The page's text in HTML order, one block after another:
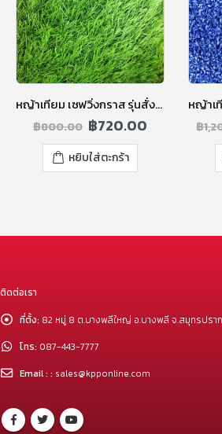
฿1,200.00 ฿1,080.00
หยิบใส่ตะกร้า
ติดต่อเรา
ที่ตั้ง: 82 หมู่ 8 ต.บางพลีใหญ่ อ.บางพลี จ.สมุทรปรา
โทร: 087-443-7777
Email : : sales@kpponline.com